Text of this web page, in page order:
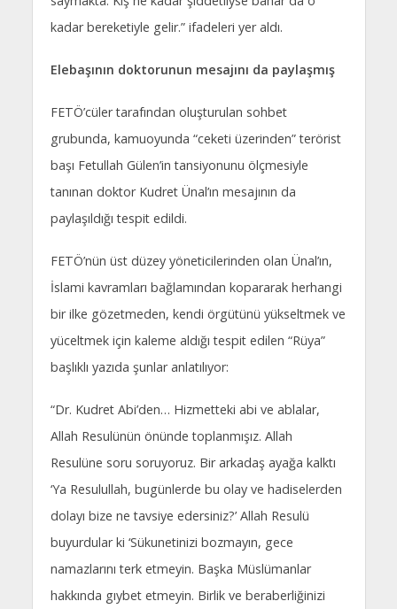
kadar bereketiyle gelir.” ifadeleri yer aldı.
Elebaşının doktorunun mesajını da paylaşmış
FETÖ’cüler tarafından oluşturulan sohbet
grubunda, kamuoyunda “ceketi üzerinden” terörist
başı Fetullah Gülen’in tansiyonunu ölçmesiyle
tanınan doktor Kudret Ünal’ın mesajının da
paylaşıldığı tespit edildi.
FETÖ’nün üst düzey yöneticilerinden olan Ünal’ın,
İslami kavramları bağlamından kopararak herhangi
bir ilke gözetmeden, kendi örgütünü yükseltmek ve
yüceltmek için kaleme aldığı tespit edilen “Rüya”
başlıklı yazıda şunlar anlatılıyor:
“Dr. Kudret Abi’den… Hizmetteki abi ve ablalar,
Allah Resulünün önünde toplanmışız. Allah
Resulüne soru soruyoruz. Bir arkadaş ayağa kalktı
‘Ya Resulullah, bugünlerde bu olay ve hadiselerden
dolayı bize ne tavsiye edersiniz?’ Allah Resulü
buyurdular ki ‘Sükunetinizi bozmayın, gece
namazlarını terk etmeyin. Başka Müslümanlar
hakkında gıybet etmeyin. Birlik ve beraberliğinizi